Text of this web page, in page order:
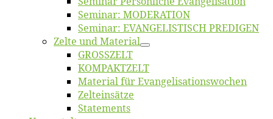
Se­mi­nar: MODERATION
Se­mi­nar: EVANGELISTISCH PREDIGEN
Zel­te und Material
GROSSZELT
KOMPAKTZELT
Ma­te­ri­al für Evangelisationswochen
Zelt­ein­sät­ze
State­ments